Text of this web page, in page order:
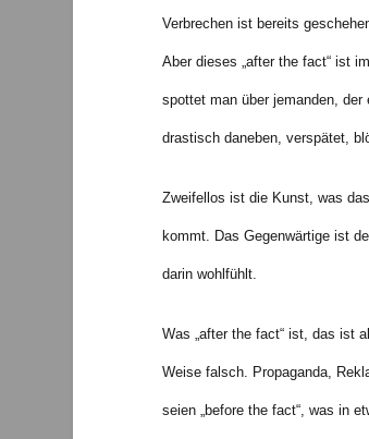
Verbrechen ist bereits
Aber dieses „after the fact“ ist
spottet man über jemanden,
drastisch daneben, verspätet,
Zweifellos ist die Kunst, was
kommt. Das Gegenwärtige ist
darin wohlfühlt.
Was „after the fact“ ist, das ist
Weise falsch. Propaganda,
seien „before the fact“, was in